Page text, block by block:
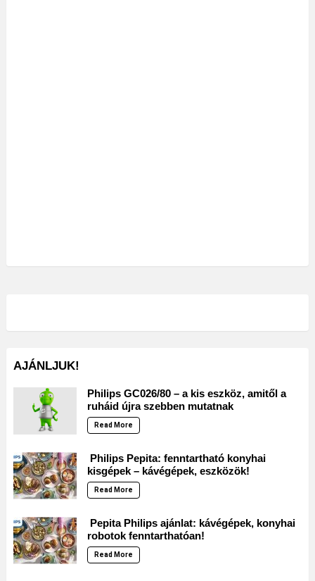
AJÁNLJUK!
Philips GC026/80 – a kis eszköz, amitől a
ruháid újra szebben mutatnak
Read More
Philips Pepita: fenntartható konyhai
kisgépek – kávégépek, eszközök!
Read More
Pepita Philips ajánlat: kávégépek, konyhai
robotok fenntarthatóan!
Read More